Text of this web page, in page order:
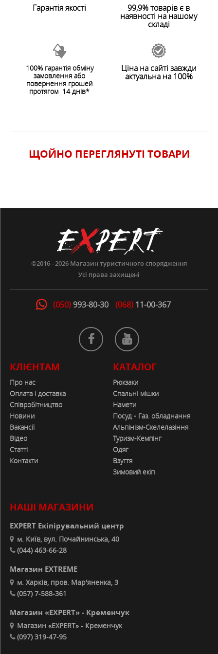
ХАРАКТЕРИСТИКИ
Гарантія якості 99,9% товарів є в
наявності на нашому
складі
100% гарантія обміну
замовлення або
повернення грошей
протягом 14 днів*
Ціна на сайті завжди
актуальна на 100%
ЩОЙНО ПЕРЕГЛЯНУТI ТОВАРИ
©2016 - 2026 Магазин туристичного спорядження
Усі права захищені
(050) 993-80-30 (068) 11-00-367
КЛІЄНТАМ
Про нас
Оплата і доставка
Співробітництво
Новини
Вакансії
Відео
Статті
Контакти
КАТАЛОГ
Рюкзаки
Спальні мішки
Намети
Посуд - Газ. обладнання
Альпінізм-Скелелазіння
Туризм-Кемпінг
Одяг
Взуття
Зимовий екіп
НАШІ МАГАЗИНИ
EXPERT Екіпірувальний центр
м. Київ, вул. Почайнинська, 40
(044) 463-66-28
Магазин EXTREME
м. Харків, пров. Мар'яненка, 3
(057) 7-588-361
Магазин «EXPERT» - Кременчук
Магазин «EXPERT» - Кременчук
(097) 319-47-95